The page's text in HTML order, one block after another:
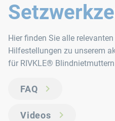
Hier finden Sie alle
Hilfestellungen zu unserem
für RIVKLE®
FAQ
Videos